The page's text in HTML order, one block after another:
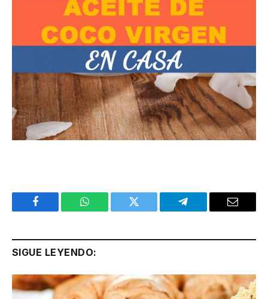
Facebook WhatsApp Twitter Telegram Email
SIGUE LEYENDO: